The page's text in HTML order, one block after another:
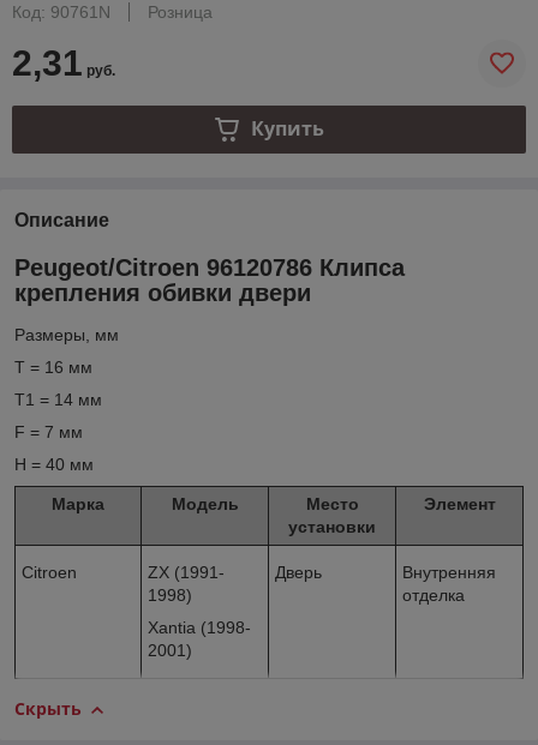
Код: 90761N
Розница
2,31 руб.
Купить
Описание
Peugeot/Citroen 96120786 Клипса
крепления обивки двери
Размеры, мм
T = 16 мм
T1 = 14 мм
F = 7 мм
H = 40 мм
Марка Модель
Место
установки
Элемент
Citroen
ZX (1991-
1998)
Xantia (1998-
2001)
Дверь
Внутренняя
отделка
Скрыть